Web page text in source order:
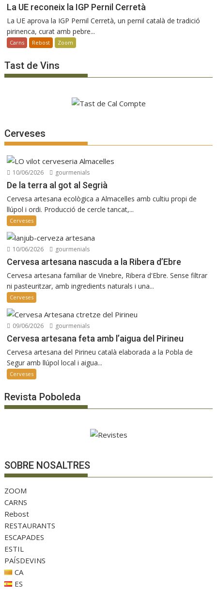
La UE reconeix la IGP Pernil Cerretà
La UE aprova la IGP Pernil Cerretà, un pernil català de tradició
pirinenca, curat amb pebre...
Carns Rebost Zoom
Tast de Vins
Cerveses
10/06/2026 gourmenials
De la terra al got al Segrià
Cervesa artesana ecològica a Almacelles amb cultiu propi de
llúpol i ordi. Producció de cercle tancat,...
Cerveses
10/06/2026 gourmenials
Cervesa artesana nascuda a la Ribera d’Ebre
Cervesa artesana familiar de Vinebre, Ribera d'Ebre. Sense filtrar
ni pasteuritzar, amb ingredients naturals i una...
Cerveses
09/06/2026 gourmenials
Cervesa artesana feta amb l’aigua del Pirineu
Cervesa artesana del Pirineu català elaborada a la Pobla de
Segur amb llúpol local i aigua...
Cerveses
Revista Poboleda
SOBRE NOSALTRES
ZOOM
CARNS
Rebost
RESTAURANTS
ESCAPADES
ESTIL
PAÍSDEVINS
CA
ES